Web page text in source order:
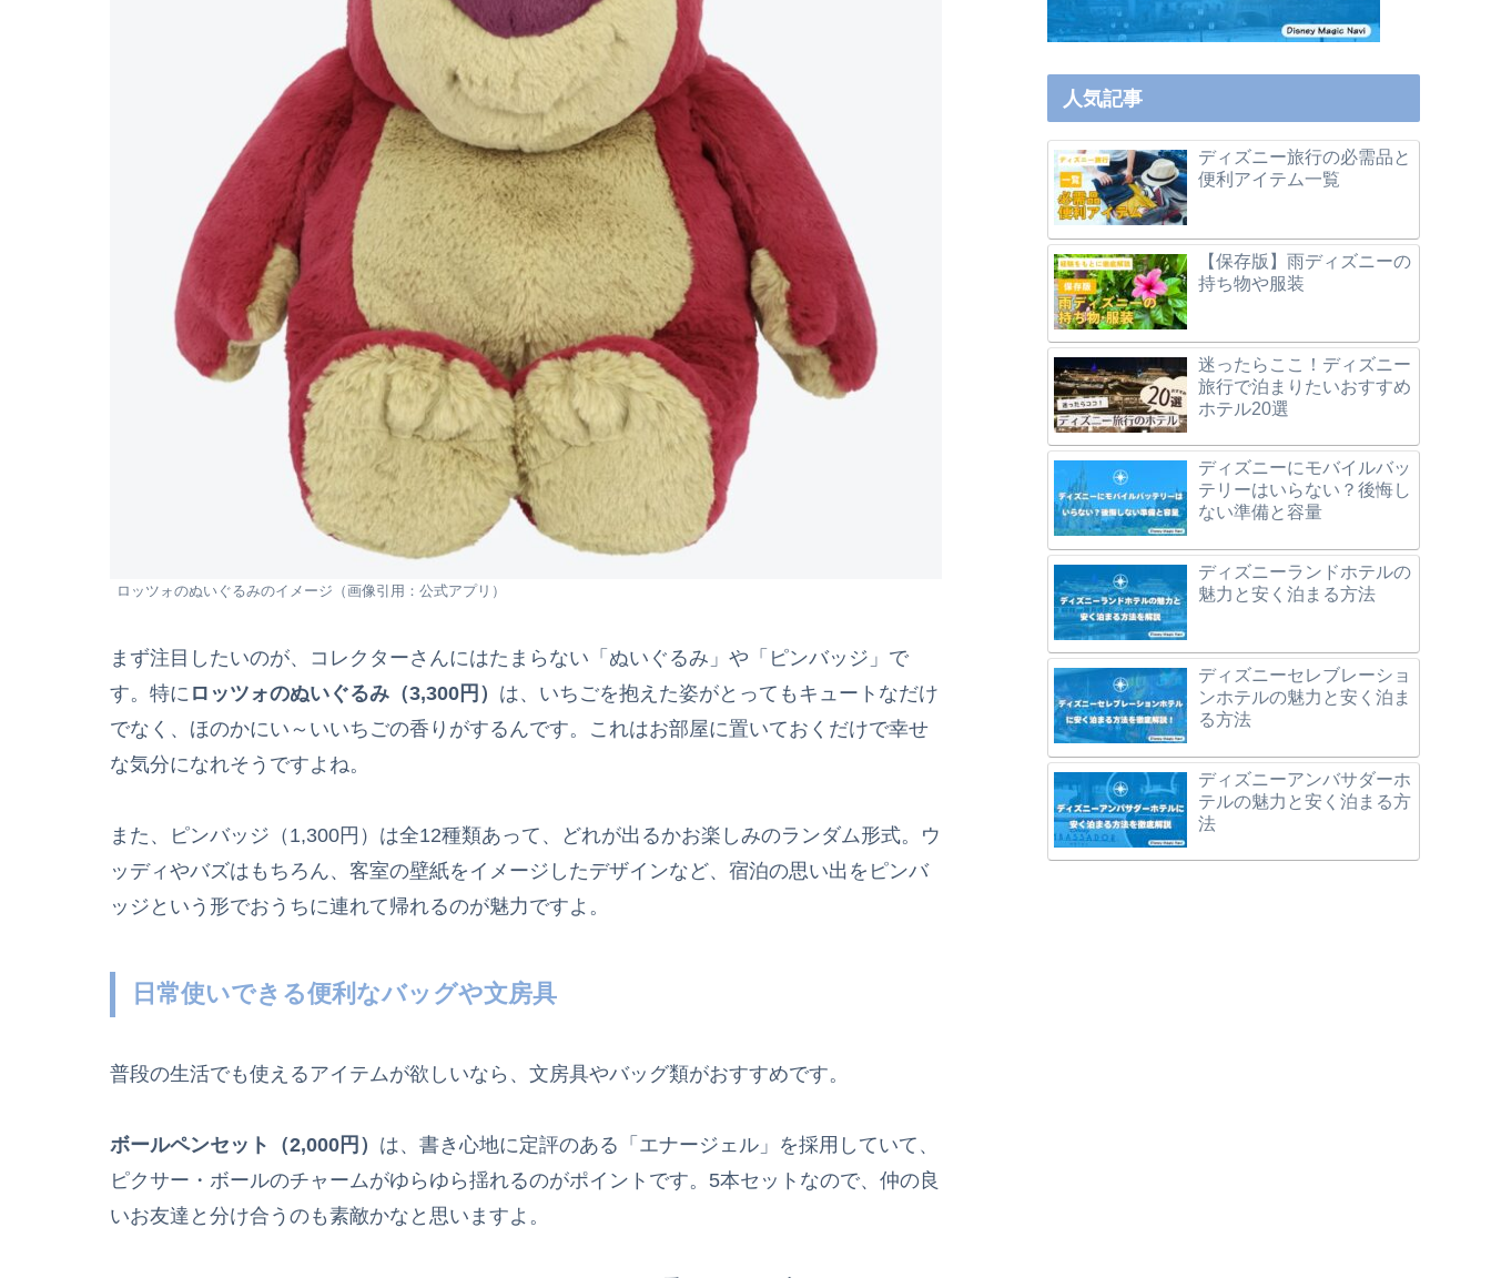
ロッツォのぬいぐるみのイメージ（画像引用：公式アプリ）
まず注目したいのが、コレクターさんにはたまらない「ぬいぐるみ」や「ピンバッジ」で
す。特に ロッツォのぬいぐるみ（3,300円） は、いちごを抱えた姿がとってもキュートなだけ
でなく、ほのかにい～いいちごの香りがするんです。これはお部屋に置いておくだけで幸せ
な気分になれそうですよね。
また、ピンバッジ（1,300円）は全12種類あって、どれが出るかお楽しみのランダム形式。ウ
ッディやバズはもちろん、客室の壁紙をイメージしたデザインなど、宿泊の思い出をピンバ
ッジという形でおうちに連れて帰れるのが魅力ですよ。
日常使いできる便利なバッグや文房具
普段の生活でも使えるアイテムが欲しいなら、文房具やバッグ類がおすすめです。
ボールペンセット（2,000円） は、書き心地に定評のある「エナージェル」を採用していて、
ピクサー・ボールのチャームがゆらゆら揺れるのがポイントです。5本セットなので、仲の良
いお友達と分け合うのも素敵かなと思いますよ。
人気記事
ディズニー旅行の必需品と
便利アイテム一覧
【保存版】雨ディズニーの
持ち物や服装
迷ったらここ！ディズニー
旅行で泊まりたいおすすめ
ホテル20選
ディズニーにモバイルバッ
テリーはいらない？後悔し
ない準備と容量
ディズニーランドホテルの
魅力と安く泊まる方法
ディズニーセレブレーショ
ンホテルの魅力と安く泊ま
る方法
ディズニーアンバサダーホ
テルの魅力と安く泊まる方
法